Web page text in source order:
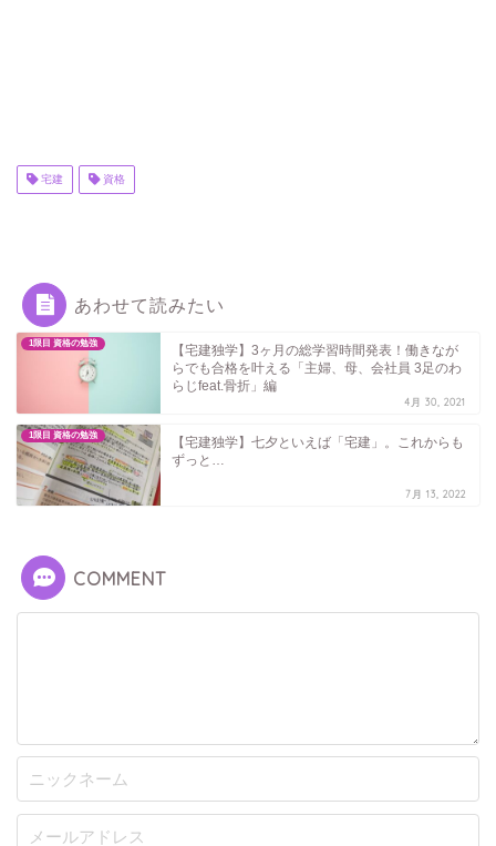
宅建 資格
あわせて読みたい
1限目 資格の勉強
【宅建独学】3ヶ月の総学習時間発表！働きなが
らでも合格を叶える「主婦、母、会社員 3足のわ
らじfeat.骨折」編
4月 30, 2021
1限目 資格の勉強
【宅建独学】七夕といえば「宅建」。これからも
ずっと…
7月 13, 2022
COMMENT